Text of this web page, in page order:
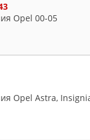
Opel 00-05
Opel Astra,